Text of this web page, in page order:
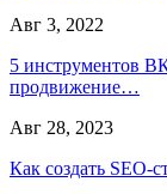
Авг 3, 2022
5 инструментов
продвижение…
Авг 28, 2023
Как создать SEO-